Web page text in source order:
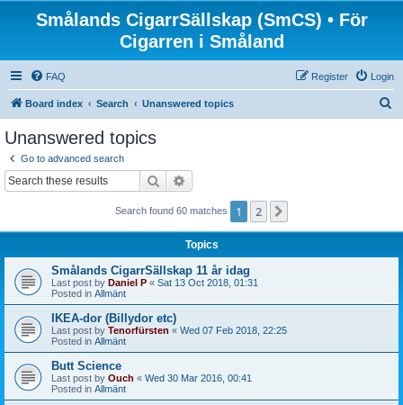
Smålands CigarrSällskap (SmCS) • För
Cigarren i Småland
FAQ Login
Register
Board index Search Unanswered topics
Unanswered topics
Go to advanced search
Search
Search found 60 matches 1 2
Topics
Smålands CigarrSällskap 11 år idag
Last post by Daniel P « Sat 13 Oct 2018, 01:31
Posted in Allmänt
IKEA-dor (Billydor etc)
Last post by Tenorfürsten « Wed 07 Feb 2018, 22:25
Posted in Allmänt
Butt Science
Last post by Ouch « Wed 30 Mar 2016, 00:41
Posted in Allmänt